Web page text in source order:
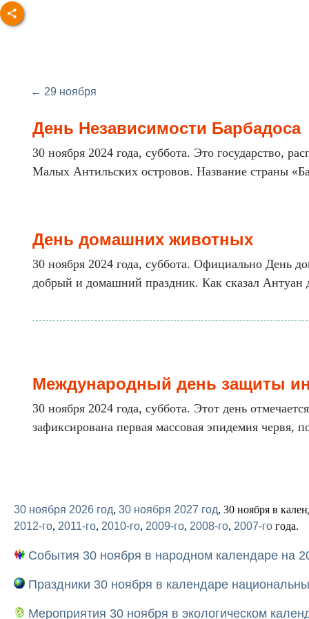
← 29 ноября
День Независимости Барбадоса
30 ноября 2024 года, суббота. Это государство,
Малых Антильских островов. Название страны
День домашних животных
30 ноября 2024 года, суббота. Официально День
добрый и домашний праздник. Как сказал Антуан
Международный день защиты
30 ноября 2024 года, суббота. Этот день
зафиксирована первая массовая эпидемия червя,
30 ноября 2026 год, 30 ноября 2027 год, 30 ноября в
2012-го, 2011-го, 2010-го, 2009-го, 2008-го, 2007-го года.
События 30 ноября в народном календаре на
Праздники 30 ноября в календаре
Мероприятия 30 ноября в экологическом